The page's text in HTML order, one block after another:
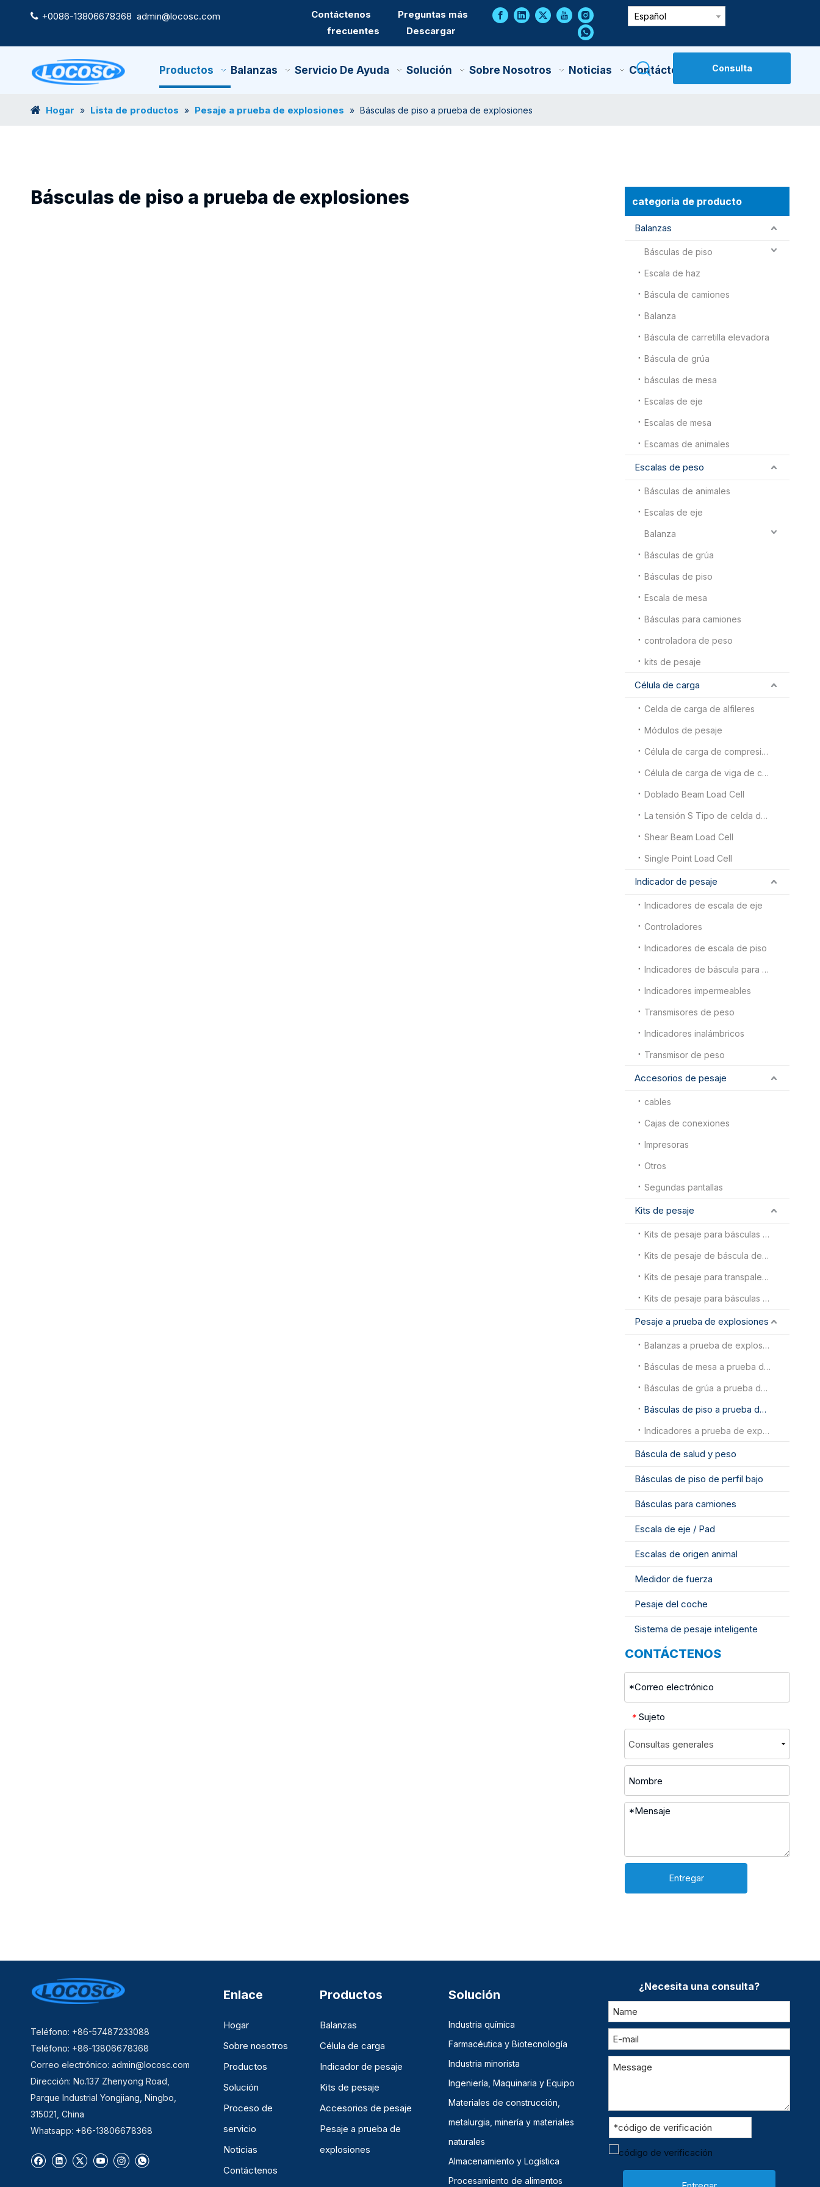
 +0086-13806678368 admin@locosc.com Contáctenos
Preguntas más
frecuentes
Descargar
Español
Productos Balanzas Servicio De Ayuda Solución Sobre Nosotros Noticias Contáctenos Consulta
Hogar » Lista de productos » Pesaje a prueba de explosiones » Básculas de piso a prueba de explosiones
Básculas de piso a prueba de explosiones categoria de producto
Balanzas
Básculas de piso
Escala de haz
Báscula de camiones
Balanza
Báscula de carretilla elevadora
Báscula de grúa
básculas de mesa
Escalas de eje
Escalas de mesa
Escamas de animales
Escalas de peso
Básculas de animales
Escalas de eje
Balanza
Básculas de grúa
Básculas de piso
Escala de mesa
Básculas para camiones
controladora de peso
kits de pesaje
Célula de carga
Celda de carga de alfileres
Módulos de pesaje
Célula de carga de compresión
Célula de carga de viga de corte de doble extremo
Doblado Beam Load Cell
La tensión S Tipo de celda de carga
Shear Beam Load Cell
Single Point Load Cell
Indicador de pesaje
Indicadores de escala de eje
Controladores
Indicadores de escala de piso
Indicadores de báscula para camiones
Indicadores impermeables
Transmisores de peso
Indicadores inalámbricos
Transmisor de peso
Accesorios de pesaje
cables
Cajas de conexiones
Impresoras
Otros
Segundas pantallas
Kits de pesaje
Kits de pesaje para básculas animales
Kits de pesaje de báscula de piso
Kits de pesaje para transpaletas
Kits de pesaje para básculas para camiones
Pesaje a prueba de explosiones
Balanzas a prueba de explosiones
Básculas de mesa a prueba de explosiones
Básculas de grúa a prueba de explosiones
Básculas de piso a prueba de explosiones
Indicadores a prueba de explosiones
Báscula de salud y peso
Básculas de piso de perfil bajo
Básculas para camiones
Escala de eje / Pad
Escalas de origen animal
Medidor de fuerza
Pesaje del coche
Sistema de pesaje inteligente
CONTÁCTENOS
* Sujeto
Entregar
Teléfono: +86-57487233088
Teléfono: +86-13806678368
Correo electrónico: admin@locosc.com
Dirección: No.137 Zhenyong Road,
Parque Industrial Yongjiang, Ningbo,
315021, China
Whatsapp: +86-13806678368
Enlace
Hogar
Sobre nosotros
Productos
Solución
Proceso de
servicio
Noticias
Contáctenos
Productos
Balanzas
Célula de carga
Indicador de pesaje
Kits de pesaje
Accesorios de pesaje
Pesaje a prueba de
explosiones
Solución
Industria química
Farmacéutica y Biotecnología
Industria minorista
Ingeniería, Maquinaria y Equipo
Materiales de construcción,
metalurgia, minería y materiales
naturales
Almacenamiento y Logística
Procesamiento de alimentos
¿Necesita una consulta?